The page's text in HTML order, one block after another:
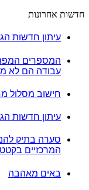
חדשות אחרונות
עיתון חדשות
עבודה הם לא
חישוב מסלול
עיתון חדשות
סערה בתיק
המרכזיים
באים מאהבה